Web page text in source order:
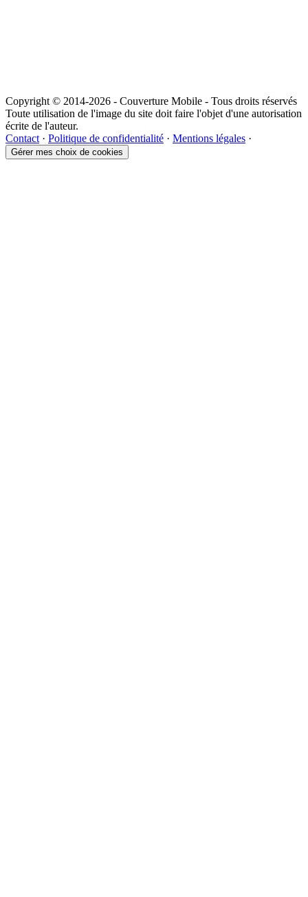
Copyright © 2014-2026 - Couverture Mobile - Tous droits réservés
Toute utilisation de l'image du site doit faire l'objet d'une autorisation
écrite de l'auteur.
Contact · Politique de confidentialité · Mentions légales ·
Gérer mes choix de cookies